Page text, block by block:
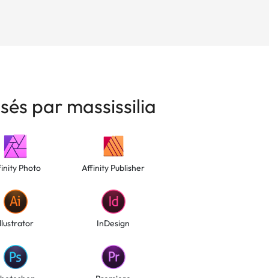
par massissilia
Photo Affinity Publisher
InDesign